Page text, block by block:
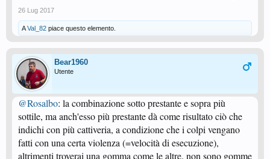
26 Lug 2017
AVal_82 piace questo elemento.
Bear1960
Utente
@Rosalbo: la combinazione sotto prestante e sopra più
sottile, ma anch'esso più prestante dà come risultato ciò che
indichi con più cattiveria, a condizione che i colpi vengano
fatti con una certa violenza (=velocità di esecuzione),
altrimenti troverai una gomma come le altre. non sono gomme